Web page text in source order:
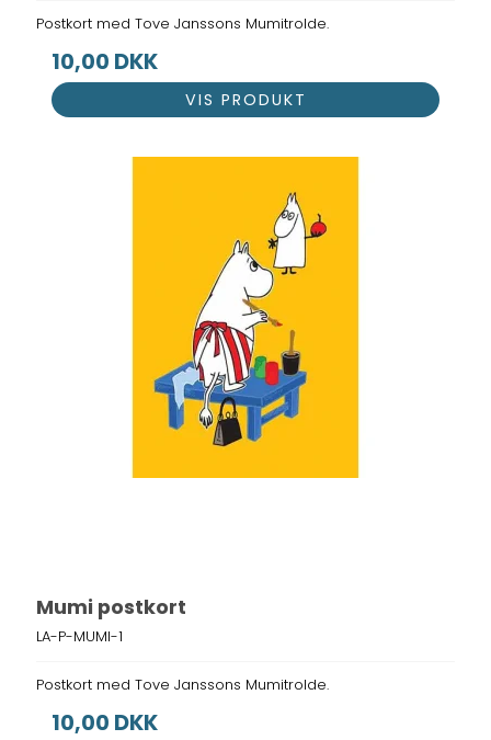
Postkort med Tove Janssons Mumitrolde.
10,00 DKK
VIS PRODUKT
Mumi postkort
LA-P-MUMI-1
Postkort med Tove Janssons Mumitrolde.
10,00 DKK